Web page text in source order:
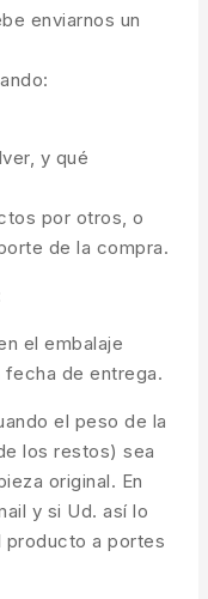
enviarnos un
y qué
por otros, o
de la compra.
el embalaje
fecha de entrega.
el peso de la
los restos) sea
original. En
y si Ud. así lo
producto a portes